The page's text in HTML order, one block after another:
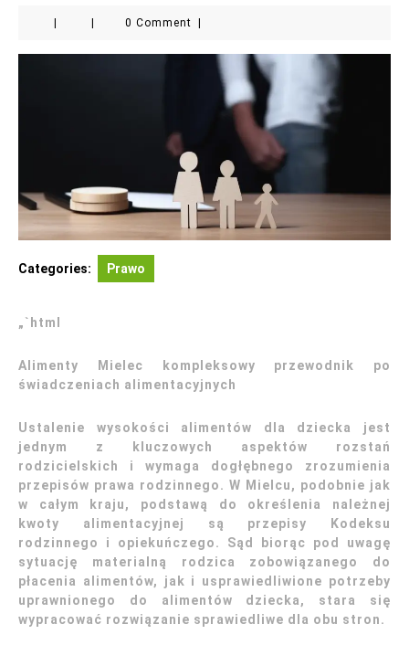
0 Comment
Categories: Prawo
„`html
Alimenty Mielec kompleksowy przewodnik po
świadczeniach alimentacyjnych
Ustalenie wysokości alimentów dla dziecka jest
jednym z kluczowych aspektów rozstań
rodzicielskich i wymaga dogłębnego zrozumienia
przepisów prawa rodzinnego. W Mielcu, podobnie jak
w całym kraju, podstawą do określenia należnej
kwoty alimentacyjnej są przepisy Kodeksu
rodzinnego i opiekuńczego. Sąd biorąc pod uwagę
sytuację materialną rodzica zobowiązanego do
płacenia alimentów, jak i usprawiedliwione potrzeby
uprawnionego do alimentów dziecka, stara się
wypracować rozwiązanie sprawiedliwe dla obu stron.